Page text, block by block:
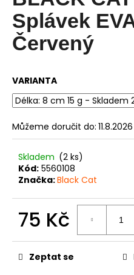
0,0
z
5
hvězdiček.
Splávek
Červený
VARIANTA
Můžeme doručit do: 11.8.2026
Skladem (2 ks)
Kód: 5560108
Značka:Black Cat
75 Kč
cena:
Zeptat se
a
j
í
?
u